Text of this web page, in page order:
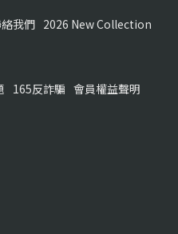
我們 2026 New Collection
165反詐騙 會員權益聲明